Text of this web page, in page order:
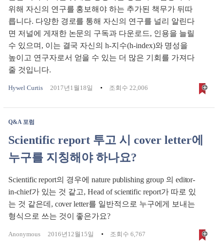
위해 자신의 연구를 홍보해야 하는 추가된 책무가 뒤따
릅니다. 다양한 경로를 통해 자신의 연구를 널리 알린다
면 저널에 게재한 논문의 구독과 다운로드, 인용을 늘릴
수 있으며, 이는 결국 자신의 h-지수(h-index)와 명성을
높이고 연구자로서 얻을 수 있는 더 많은 기회를 가져다
줄 것입니다.
Hywel Curtis 2017년1월18일 조회수 22,006
Q&A 포럼
Scientific report 투고 시 cover letter에
누구를 지칭해야 하나요?
Scientific report의 경우에 nature publishing group 의 editor-
in-chief가 있는 것 같고, Head of scientific report가 따로 있
는 것 같은데, cover letter를 일반적으로 누구에게 보내는
형식으로 쓰는 것이 좋은가요?
Anonymous 2016년12월15일 조회수 6,767